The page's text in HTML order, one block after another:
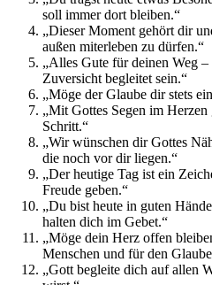
soll immer dort bleiben.“
„Dieser Moment gehört dir
außen miterleben zu dürfen.“
„Alles Gute für deinen Weg
Zuversicht begleitet sein.“
„Möge der Glaube dir stets
„Mit Gottes Segen im
Schritt.“
„Wir wünschen dir Gottes
die noch vor dir liegen.“
„Der heutige Tag ist ein
Freude geben.“
„Du bist heute in guten
halten dich im Gebet.“
„Möge dein Herz offen
Menschen und für den
„Gott begleite dich auf allen